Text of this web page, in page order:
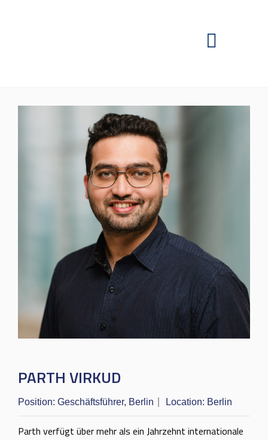
PARTH VIRKUD
Position: Geschäftsführer, Berlin Location: Berlin
Parth verfügt über mehr als ein Jahrzehnt internationale